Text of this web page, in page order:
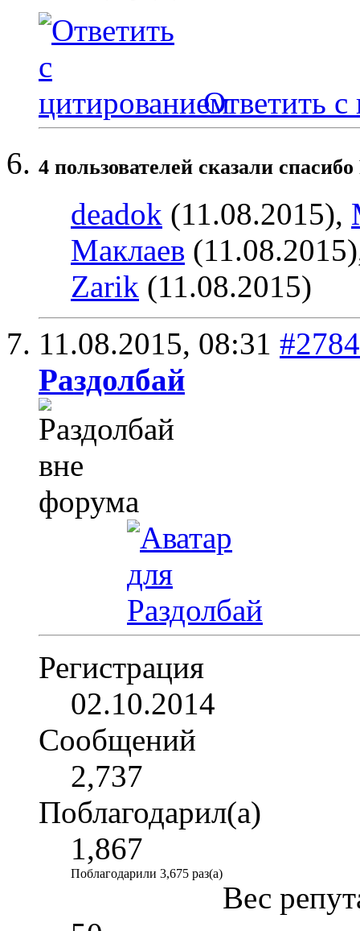
Ответить с
4 пользователей сказали
deadok (11.08.2015),
Маклаев
Zarik (11.08.2015)
11.08.2015, 08:31 #2784
Раздолбай
Регистрация
02.10.2014
Сообщений
2,737
Поблагодарил(а)
1,867
Поблагодарили 3,675 раз(а)
Вес